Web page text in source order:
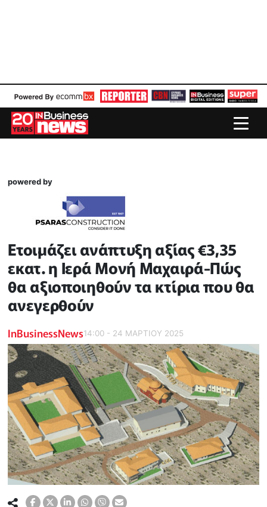
powered by
Ετοιμάζει ανάπτυξη αξίας €3,35
εκατ. η Ιερά Μονή Μαχαιρά-Πώς
θα αξιοποιηθούν τα κτίρια που θα
ανεγερθούν
InBusinessNews14:00 - 24 ΜΑΡΤΙΟΥ 2025